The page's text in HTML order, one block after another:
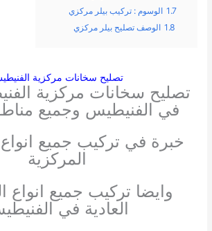
1.7 الوسوم : تركيب بيلر مركزي
1.8 الوصف تصليح بيلر مركزي
تصليح سخانات مركزية
تصليح سخانات مركزية
في الفنيطيس وجميع
خبرة في تركيب جميع
المركزية
وايضا تركيب جميع انواع
العادية في